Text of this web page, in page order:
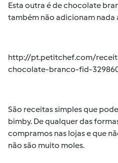
Esta outra é de chocolate
também não adicionam nada
http://pt.petitchef.com/
chocolate-branco-fid-
São receitas simples que
bimby. De qualquer das
compramos nas lojas e que
não são muito moles.